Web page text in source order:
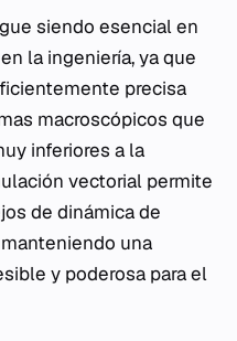
siendo esencial en
la ingeniería, ya que
precisa
macroscópicos que
inferiores a la
vectorial permite
de dinámica de
una
y poderosa para el